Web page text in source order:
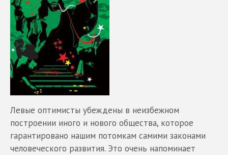
Левые оптимисты убеждены в неизбежном
построении иного и нового общества, которое
гарантировано нашим потомкам самими законами
человеческого развития. Это очень напоминает